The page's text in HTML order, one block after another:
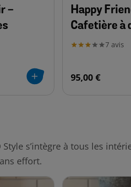
-
Happy
Cafetière à
7 avis
95,00 €
s’intègre à tous les
effort.